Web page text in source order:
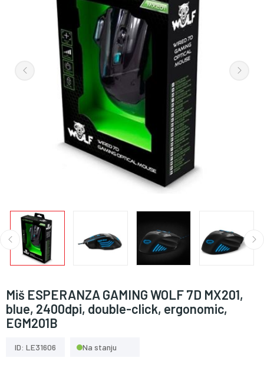
Miš ESPERANZA GAMING WOLF 7D MX201,
blue, 2400dpi, double-click, ergonomic,
EGM201B
ID: LE31606 Na stanju